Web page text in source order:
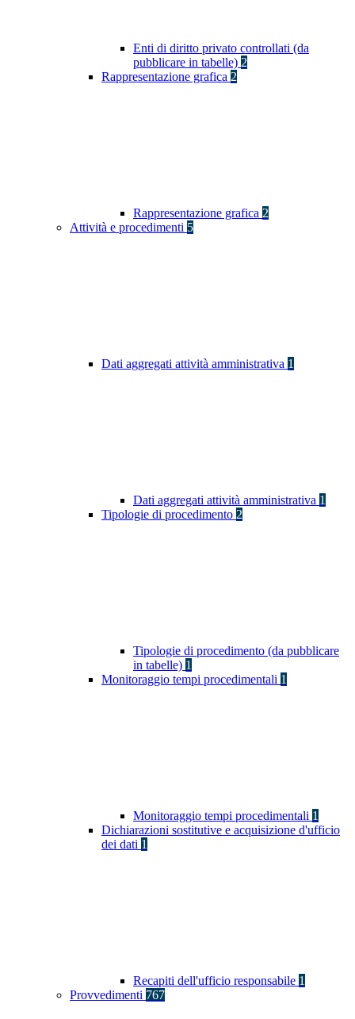
Enti di diritto privato controllati (da
pubblicare in tabelle) 2
Rappresentazione grafica 2
Rappresentazione grafica 2
Attività e procedimenti 5
Dati aggregati attività amministrativa 1
Dati aggregati attività amministrativa 1
Tipologie di procedimento 2
Tipologie di procedimento (da pubblicare
in tabelle) 1
Monitoraggio tempi procedimentali 1
Monitoraggio tempi procedimentali 1
Dichiarazioni sostitutive e acquisizione d'ufficio
dei dati 1
Recapiti dell'ufficio responsabile 1
Provvedimenti 767